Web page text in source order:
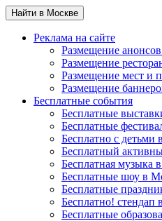
Найти в Москве
Реклама на сайте
Размещение
Размещение
Размещение мест и
Размещение
Бесплатные события
Бесплатные
Бесплатные
Бесплатно с детьми
Бесплатный
Бесплатная музыка
Бесплатные шоу в
Бесплатные
Бесплатно! стендап
Бесплатные